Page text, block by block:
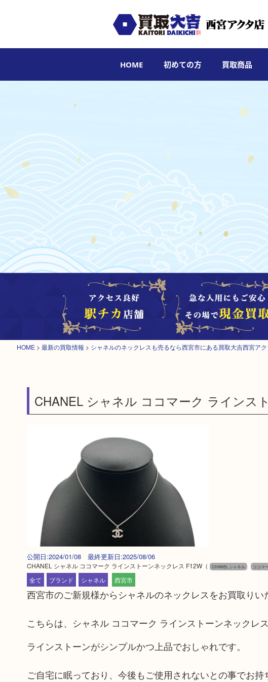
HOME 初めての方 買取商品
HOME > 最新の買取情報 > シャネルのネックレスも売るなら西宮市にある買取大吉西宮ア
CHANEL シャネル ココマーク ラインス
公開日:2024/01/08 最終更新日:2025/08/06
CHANEL シャネル ココマーク ラインストーンネックレス F12W（ CHANEL シャネル ココマ
全て
ブランド シャネル 西宮市
西宮市のご新規様からシャネルのネックレスをお買取りい
こちらは、シャネル ココマーク ラインストーンネックレ
ラインストーンがシンプルかつ上品でおしゃれです。
ご自宅に眠っており、今後もご使用されないとの事でお